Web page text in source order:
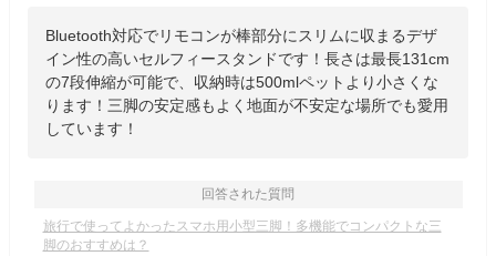
Bluetooth対応でリモコンが棒部分にスリムに収まるデザ
イン性の高いセルフィースタンドです！長さは最長131cm
の7段伸縮が可能で、収納時は500mlペットより小さくな
ります！三脚の安定感もよく地面が不安定な場所でも愛用
しています！
回答された質問
旅行で使ってよかったスマホ用小型三脚！多機能でコンパクトな三
脚のおすすめは？